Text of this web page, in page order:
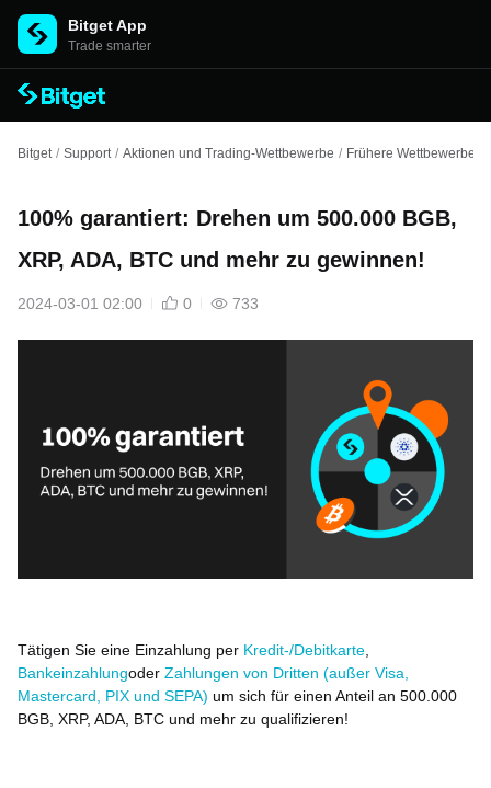
Bitget App
Trade smarter
Bitget / Support / Aktionen und Trading-Wettbewerbe / Frühere Wettbewerbe
100% garantiert: Drehen um 500.000 BGB,
XRP, ADA, BTC und mehr zu gewinnen!
2024-03-01 02:00 0 733
Tätigen Sie eine Einzahlung per Kredit-/Debitkarte,
Bankeinzahlungoder Zahlungen von Dritten (außer Visa,
Mastercard, PIX und SEPA) um sich für einen Anteil an 500.000
BGB, XRP, ADA, BTC und mehr zu qualifizieren!